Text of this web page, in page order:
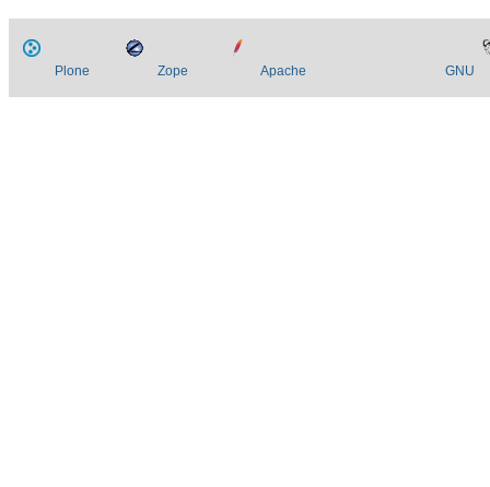
Plone Zope Apache GNU